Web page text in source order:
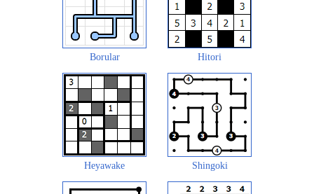
Borular Hitori
Heyawake Shingoki